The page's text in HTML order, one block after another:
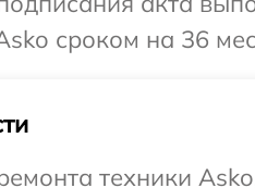
сроком на 36
техники